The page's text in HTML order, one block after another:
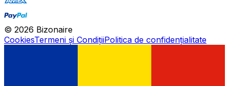
© 2026 Bizonaire
CookiesTermeni și CondițiiPolitica de confidențialitate